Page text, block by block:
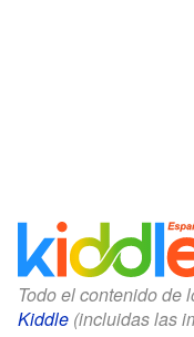
Todo el contenido de
Kiddle (incluidas las